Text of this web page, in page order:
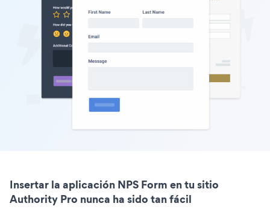
Insertar la aplicación NPS Form en tu sitio
Authority Pro nunca ha sido tan fácil